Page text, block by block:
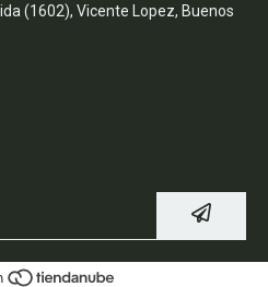
(1602), Vicente Lopez, Buenos